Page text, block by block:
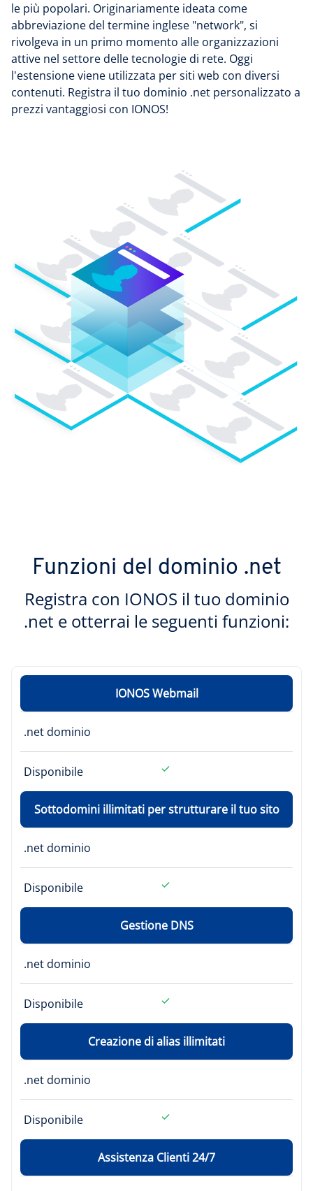
le più popolari. Originariamente ideata come
abbreviazione del termine inglese "network", si
rivolgeva in un primo momento alle organizzazioni
attive nel settore delle tecnologie di rete. Oggi
l'estensione viene utilizzata per siti web con diversi
contenuti. Registra il tuo dominio .net personalizzato a
prezzi vantaggiosi con IONOS!
Funzioni del dominio .net
Registra con IONOS il tuo dominio
.net e otterrai le seguenti funzioni:
IONOS Webmail
.net dominio
Disponibile
Sottodomini illimitati per strutturare il tuo sito
.net dominio
Disponibile
Gestione DNS
.net dominio
Disponibile
Creazione di alias illimitati
.net dominio
Disponibile
Assistenza Clienti 24/7